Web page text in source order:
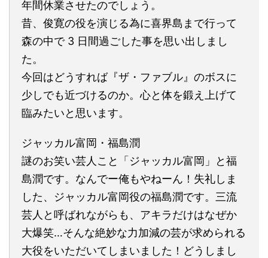
年間休業させたのでしょう。
昔、俊寛の役を演じる為に喜界島まで行って
森の中で 3 日間過ごした事を思い出しまし
た。
今回はどうすれば『ザ・ファブル』のボスに
少しでも近づけるのか。心と体を鍛え上げて
臨みたいと思います。
ジャッカル富岡・福島潤
謎のお笑い芸人こと「ジャッカル富岡」と福
島潤です。なんでー俺もやねーん！失礼しま
した、ジャッカル富岡役の福島潤です。三流
芸人と呼ばれながらも、アキラだけはなぜか
大爆笑…そんな絶妙な力加減の芸が求められる
大役をいただいてしまいました！どうしまし